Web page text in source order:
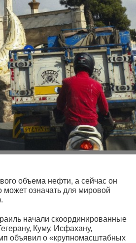
объема нефти, а сейчас он
может означать для мировой
начали скоординированные
Куму, Исфахану,
объявил о «крупномасштабных